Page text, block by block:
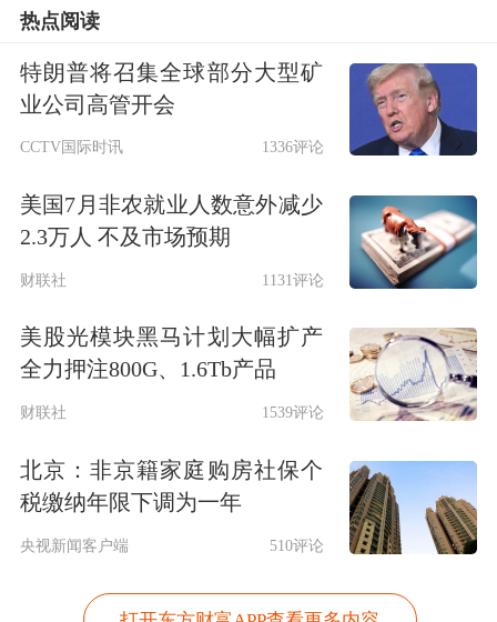
按照天禄科技最新股价53.20元/股粗略
计算，梅坦此次减持或将套现约1.17亿
元。
2021年在深交所上市，主要生产、销
售、研发光电导光板及相关零组件。
上市后，天禄科技归母净利润波动明
显，2021年至2023年连续3年同比下
滑，2024年同比暴涨206.84%。
2025年，公司实现营业总收入5.81亿
元，同比下降11.14%；归母净利润
热点阅读
特朗普将召集全球部分大型矿
业公司高管开会
CCTV国际时讯 1336评论
美国7月非农就业人数意外减少
2.3万人 不及市场预期
财联社 1131评论
美股光模块黑马计划大幅扩产
全力押注800G、1.6Tb产品
财联社 1539评论
北京：非京籍家庭购房社保个
税缴纳年限下调为一年
央视新闻客户端 510评论